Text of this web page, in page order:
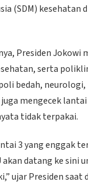
(SDM) kesehatan
Presiden Jokowi
serta
bedah,
mengecek
tidak terpakai.
3 yang enggak
datang ke sini
ujar Presiden saat